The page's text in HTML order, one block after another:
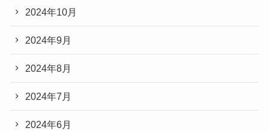
2024年10月
2024年9月
2024年8月
2024年7月
2024年6月